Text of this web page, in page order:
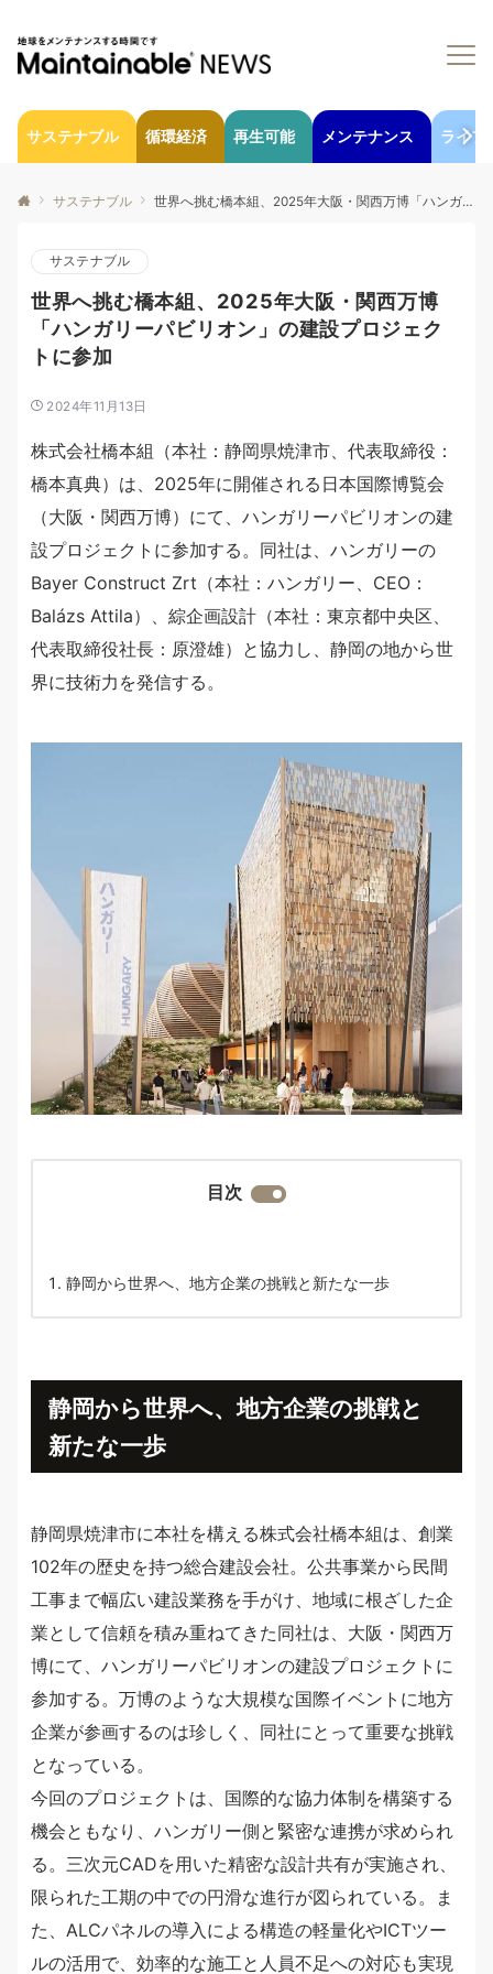
サステナブル 循環経済 再生可能 メンテナンス ライフ
サステナブル 世界へ挑む橋本組、2025年大阪・関西万博「ハンガリーパビリオン」の建設プロジェクトに参加
サステナブル
世界へ挑む橋本組、2025年大阪・関西万博
「ハンガリーパビリオン」の建設プロジェク
トに参加
2024年11月13日
株式会社橋本組（本社：静岡県焼津市、代表取締役：
橋本真典）は、2025年に開催される日本国際博覧会
（大阪・関西万博）にて、ハンガリーパビリオンの建
設プロジェクトに参加する。同社は、ハンガリーの
Bayer Construct Zrt（本社：ハンガリー、CEO：
Balázs Attila）、綜企画設計（本社：東京都中央区、
代表取締役社長：原澄雄）と協力し、静岡の地から世
界に技術力を発信する。
目次
静岡から世界へ、地方企業の挑戦と新たな一歩
静岡から世界へ、地方企業の挑戦と
新たな一歩
静岡県焼津市に本社を構える株式会社橋本組は、創業
102年の歴史を持つ総合建設会社。公共事業から民間
工事まで幅広い建設業務を手がけ、地域に根ざした企
業として信頼を積み重ねてきた同社は、大阪・関西万
博にて、ハンガリーパビリオンの建設プロジェクトに
参加する。万博のような大規模な国際イベントに地方
企業が参画するのは珍しく、同社にとって重要な挑戦
となっている。
今回のプロジェクトは、国際的な協力体制を構築する
機会ともなり、ハンガリー側と緊密な連携が求められ
る。三次元CADを用いた精密な設計共有が実施され、
限られた工期の中での円滑な進行が図られている。ま
た、ALCパネルの導入による構造の軽量化やICTツー
ルの活用で、効率的な施工と人員不足への対応も実現